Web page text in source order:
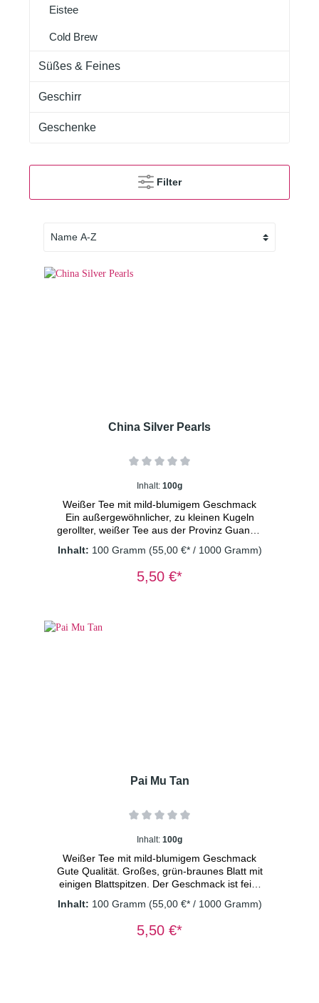
Eistee
Cold Brew
Süßes & Feines
Geschirr
Geschenke
Filter
China Silver Pearls
Inhalt: 100g
Weißer Tee mit mild-blumigem Geschmack
Ein außergewöhnlicher, zu kleinen Kugeln
gerollter, weißer Tee aus der Provinz Guangxi
1TL/Tasse Wassertemperatur: 80° C
Inhalt: 100 Gramm (55,00 €* / 1000 Gramm)
5,50 €*
Pai Mu Tan
Inhalt: 100g
Weißer Tee mit mild-blumigem Geschmack
Gute Qualität. Großes, grün-braunes Blatt mit
einigen Blattspitzen. Der Geschmack ist fein-
1TL/Tasse Wassertemperatur: 80° C
Inhalt: 100 Gramm (55,00 €* / 1000 Gramm)
5,50 €*